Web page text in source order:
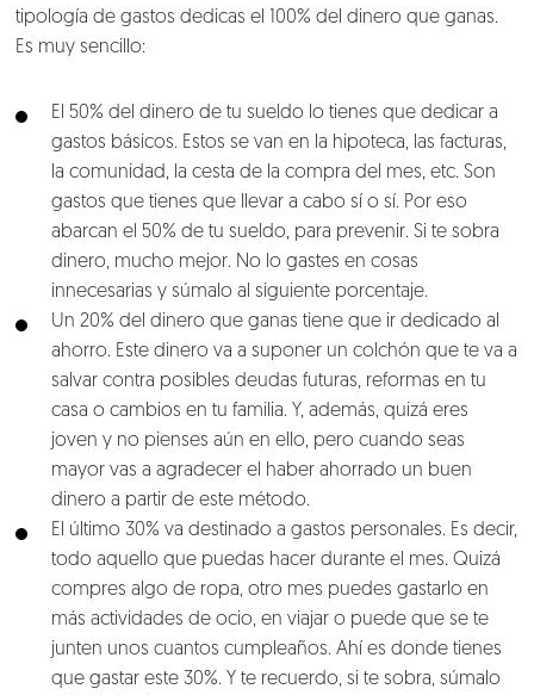
Nosotros
Clientes
Lo que hacemos
Blog
Talento
Conversemos
tipología de gastos dedicas el 100% del dinero que ganas.
Es muy sencillo:
El 50% del dinero de tu sueldo lo tienes que dedicar a
gastos básicos. Estos se van en la hipoteca, las facturas,
la comunidad, la cesta de la compra del mes, etc. Son
gastos que tienes que llevar a cabo sí o sí. Por eso
abarcan el 50% de tu sueldo, para prevenir. Si te sobra
dinero, mucho mejor. No lo gastes en cosas
innecesarias y súmalo al siguiente porcentaje.
Un 20% del dinero que ganas tiene que ir dedicado al
ahorro. Este dinero va a suponer un colchón que te va a
salvar contra posibles deudas futuras, reformas en tu
casa o cambios en tu familia. Y, además, quizá eres
joven y no pienses aún en ello, pero cuando seas
mayor vas a agradecer el haber ahorrado un buen
dinero a partir de este método.
El último 30% va destinado a gastos personales. Es decir,
todo aquello que puedas hacer durante el mes. Quizá
compres algo de ropa, otro mes puedes gastarlo en
más actividades de ocio, en viajar o puede que se te
junten unos cuantos cumpleaños. Ahí es donde tienes
que gastar este 30%. Y te recuerdo, si te sobra, súmalo